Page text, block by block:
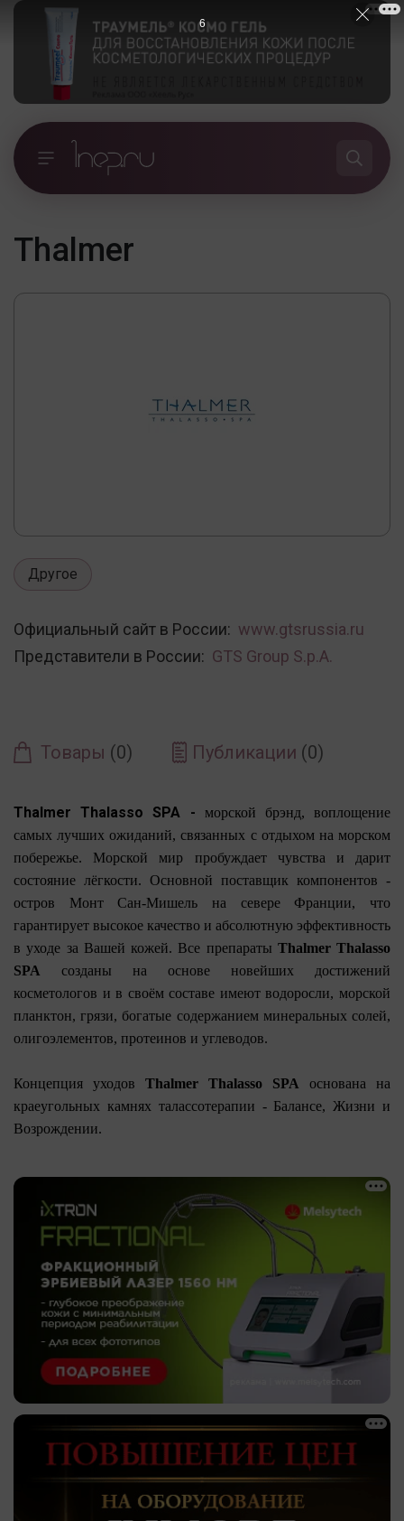
Thalmer
Другое
Официальный сайт в России: www.gtsrussia.ru
Представители в России: GTS Group S.p.A.
Товары (0) Публикации (0)
Thalmer Thalasso SPA -
морской брэнд, воплощение
самых лучших ожиданий, связанных с отдыхом на морском
побережье. Морской мир пробуждает чувства и дарит
состояние лёгкости. Основной поставщик компонентов -
остров Монт Сан-Мишель на севере Франции, что
гарантирует высокое качество и абсолютную эффективность
в уходе за Вашей кожей. Все препараты Thalmer Thalasso
SPA созданы на основе новейших достижений
косметологов и в своём составе имеют водоросли, морской
планктон, грязи, богатые содержанием минеральных солей,
олигоэлементов, протеинов и углеводов.
Концепция уходов Thalmer Thalasso SPA основана на
краеугольных камнях талассотерапии - Балансе, Жизни и
Возрождении.
6